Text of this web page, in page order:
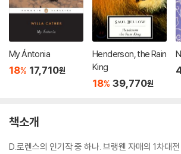
My Ántonia
18% 17,710원
Henderson, the Rain
King
18% 39,770원
책소개
D.로렌스의 인기작 중 하나. 브랭웬 자매의 1차대